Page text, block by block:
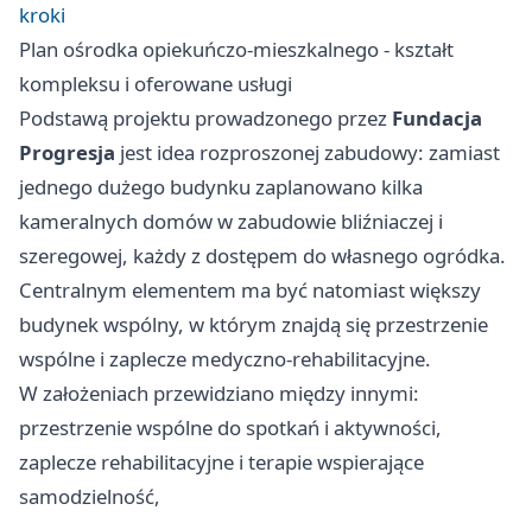
kroki
Plan ośrodka opiekuńczo-mieszkalnego - kształt
kompleksu i oferowane usługi
Podstawą projektu prowadzonego przez Fundacja
Progresja jest idea rozproszonej zabudowy: zamiast
jednego dużego budynku zaplanowano kilka
kameralnych domów w zabudowie bliźniaczej i
szeregowej, każdy z dostępem do własnego ogródka.
Centralnym elementem ma być natomiast większy
budynek wspólny, w którym znajdą się przestrzenie
wspólne i zaplecze medyczno-rehabilitacyjne.
W założeniach przewidziano między innymi:
przestrzenie wspólne do spotkań i aktywności,
zaplecze rehabilitacyjne i terapie wspierające
samodzielność,